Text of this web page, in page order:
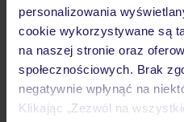
personalizowania
cookie wykorzystywane są
na naszej stronie oraz
społecznościowych. Brak
negatywnie wpłynąć na
Klikając „Zezwól na
Często zadawane
Jak zmienić uczestników/osobę
Czy w Hotelu będzie
Na jakiej podstawie i gdzie
pokładowe/bilety lotnicze?